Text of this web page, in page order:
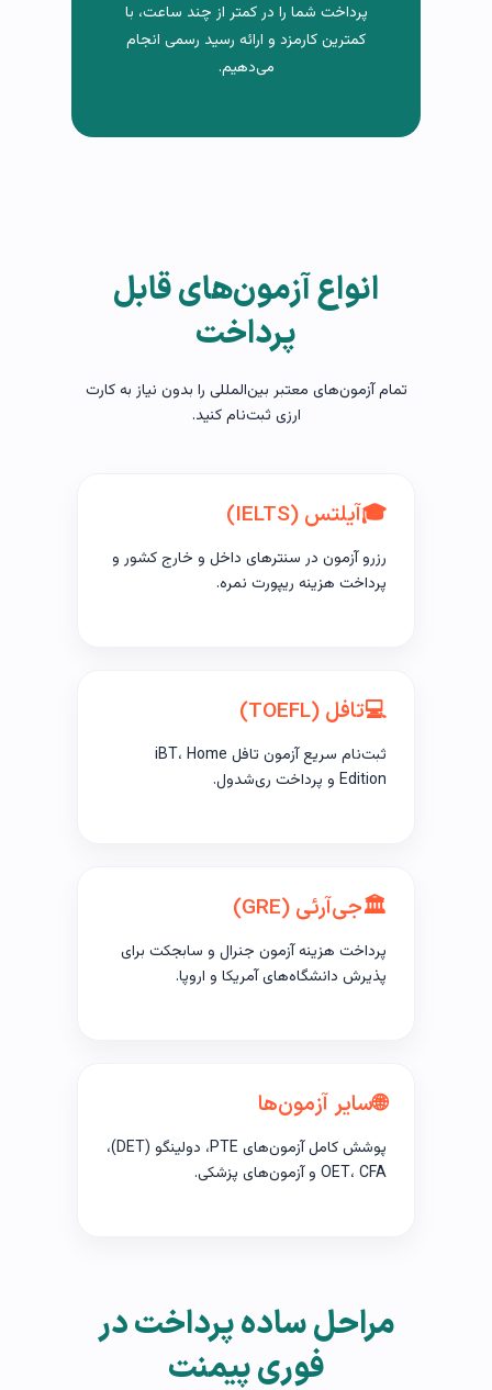
پرداخت شما را در کمتر از چند ساعت، با
کمترین کارمزد و ارائه رسید رسمی انجام
می‌دهیم.
انواع آزمون‌های قابل
پرداخت
تمام آزمون‌های معتبر بین‌المللی را بدون نیاز به کارت
ارزی ثبت‌نام کنید.
🎓آیلتس (IELTS)
رزرو آزمون در سنترهای داخل و خارج کشور و
پرداخت هزینه ریپورت نمره.
💻تافل (TOEFL)
ثبت‌نام سریع آزمون تافل iBT، Home
Edition و پرداخت ری‌شدول.
🏛️جی‌آر‌ئی (GRE)
پرداخت هزینه آزمون جنرال و سابجکت برای
پذیرش دانشگاه‌های آمریکا و اروپا.
🌐سایر آزمون‌ها
پوشش کامل آزمون‌های PTE، دولینگو (DET)،
OET، CFA و آزمون‌های پزشکی.
مراحل ساده پرداخت در
فوری پیمنت